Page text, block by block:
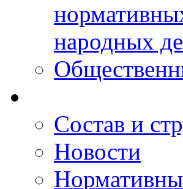
народных
Состав и
Новости